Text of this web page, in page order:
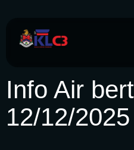
Info Air
12/12/2025